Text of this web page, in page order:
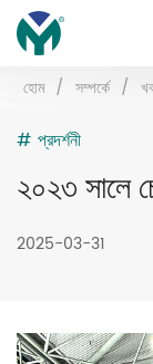
হোম / সম্পর্কে /
# প্রদর্শনী
২০২৩ সালে
2025-03-31